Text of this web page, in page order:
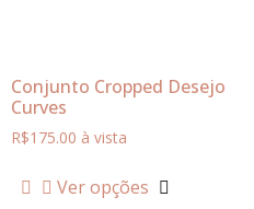
Conjunto Cropped Desejo
Curves
R$175.00 à vista
Ver opções